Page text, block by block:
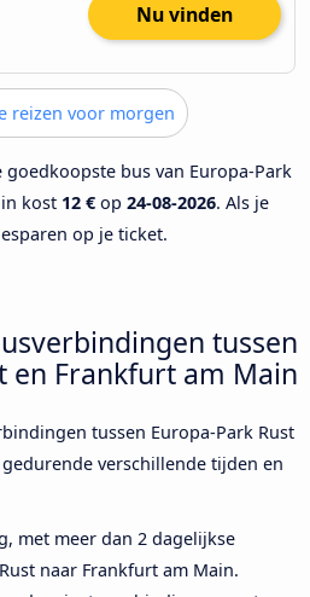
Nu vinden
reizen voor morgen
goedkoopste bus van Europa-Park
kost 12 € op 24-08-2026. Als je
op je ticket.
tussen
en Frankfurt am Main
tussen Europa-Park Rust
verschillende tijden en
met meer dan 2 dagelijkse
naar Frankfurt am Main.